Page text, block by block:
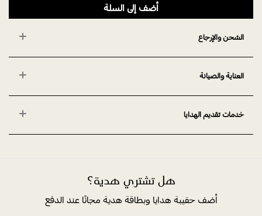
أضف إلى السلة
الشحن والإرجاع
العناية والصيانة
خدمات تقديم الهدايا
هل تشتري هدية؟
أضف حقيبة هدايا وبطاقة هدية مجانًا عند الدفع